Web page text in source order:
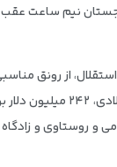
از رونق مناسبی
در سال ۲۰۰۳ میلادی، تعداد گردشگران وارد شده به
روستاوی و زادگاه